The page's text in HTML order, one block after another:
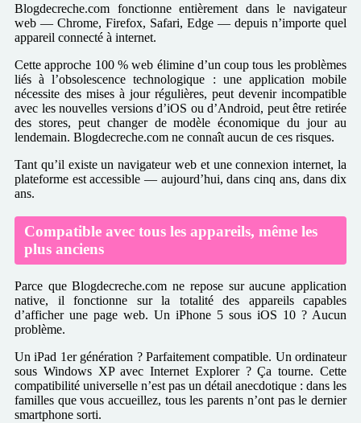
Blogdecreche.com fonctionne entièrement dans le navigateur
web — Chrome, Firefox, Safari, Edge — depuis n’importe quel
appareil connecté à internet.
Cette approche 100 % web élimine d’un coup tous les problèmes
liés à l’obsolescence technologique : une application mobile
nécessite des mises à jour régulières, peut devenir incompatible
avec les nouvelles versions d’iOS ou d’Android, peut être retirée
des stores, peut changer de modèle économique du jour au
lendemain. Blogdecreche.com ne connaît aucun de ces risques.
Tant qu’il existe un navigateur web et une connexion internet, la
plateforme est accessible — aujourd’hui, dans cinq ans, dans dix
ans.
Compatible avec tous les appareils, même les
plus anciens
Parce que Blogdecreche.com ne repose sur aucune application
native, il fonctionne sur la totalité des appareils capables
d’afficher une page web. Un iPhone 5 sous iOS 10 ? Aucun
problème.
Un iPad 1er génération ? Parfaitement compatible. Un ordinateur
sous Windows XP avec Internet Explorer ? Ça tourne. Cette
compatibilité universelle n’est pas un détail anecdotique : dans les
familles que vous accueillez, tous les parents n’ont pas le dernier
smartphone sorti.